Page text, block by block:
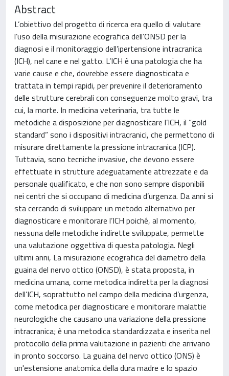
Abstract
L’obiettivo del progetto di ricerca era quello di valutare
l’uso della misurazione ecografica dell’ONSD per la
diagnosi e il monitoraggio dell’ipertensione intracranica
(ICH), nel cane e nel gatto. L’ICH è una patologia che ha
varie cause e che, dovrebbe essere diagnosticata e
trattata in tempi rapidi, per prevenire il deterioramento
delle strutture cerebrali con conseguenze molto gravi, tra
cui, la morte. In medicina veterinaria, tra tutte le
metodiche a disposizione per diagnosticare l’ICH, il “gold
standard” sono i dispositivi intracranici, che permettono di
misurare direttamente la pressione intracranica (ICP).
Tuttavia, sono tecniche invasive, che devono essere
effettuate in strutture adeguatamente attrezzate e da
personale qualificato, e che non sono sempre disponibili
nei centri che si occupano di medicina d’urgenza. Da anni si
sta cercando di sviluppare un metodo alternativo per
diagnosticare e monitorare l’ICH poiché, al momento,
nessuna delle metodiche indirette sviluppate, permette
una valutazione oggettiva di questa patologia. Negli
ultimi anni, La misurazione ecografica del diametro della
guaina del nervo ottico (ONSD), è stata proposta, in
medicina umana, come metodica indiretta per la diagnosi
dell’ICH, soprattutto nel campo della medicina d’urgenza,
come metodica per diagnosticare e monitorare malattie
neurologiche che causano una variazione della pressione
intracranica; è una metodica standardizzata e inserita nel
protocollo della prima valutazione in pazienti che arrivano
in pronto soccorso. La guaina del nervo ottico (ONS) è
un'estensione anatomica della dura madre e lo spazio